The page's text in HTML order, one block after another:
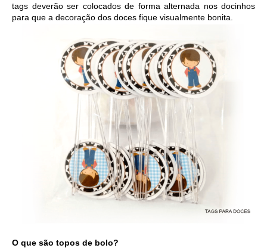
tags deverão ser colocados de forma alternada nos docinhos
para que a decoração dos doces fique visualmente bonita.
O que são topos de bolo?